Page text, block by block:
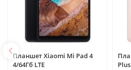
Планшет Xiaomi Mi Pad 4
4/64Гб LTE